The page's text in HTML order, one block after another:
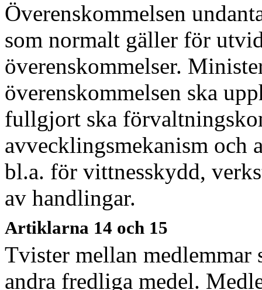
Överenskommelsen
som normalt gäller för
överenskommelser.
överenskommelsen ska
fullgjort ska
avvecklingsmekanism och
bl.a. för vittnesskydd,
av handlingar.
Artiklarna 14 och 15
Tvister mellan medlemmar
andra fredliga medel.